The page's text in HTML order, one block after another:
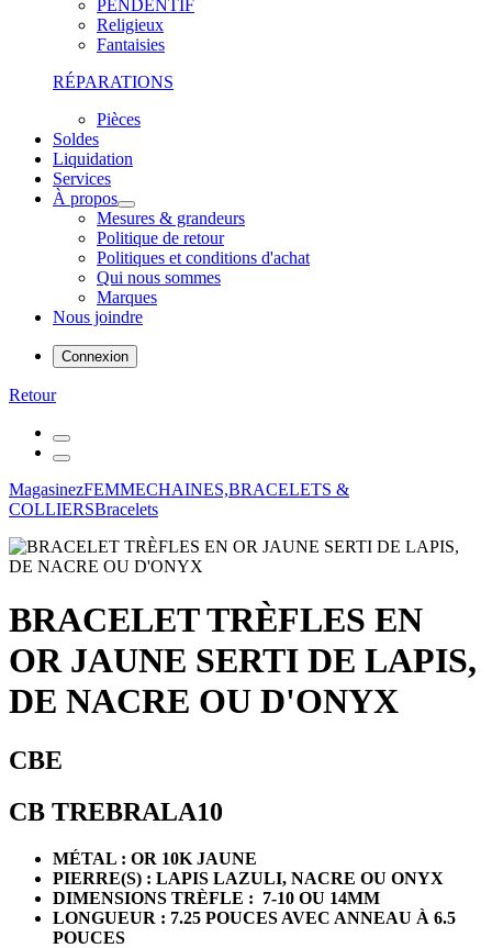
PENDENTIF
Religieux
Fantaisies
RÉPARATIONS
Pièces
Soldes
Liquidation
Services
À propos
Mesures & grandeurs
Politique de retour
Politiques et conditions d'achat
Qui nous sommes
Marques
Nous joindre
Connexion
Retour
MagasinezFEMMECHAINES,BRACELETS &
COLLIERSBracelets
BRACELET TRÈFLES EN
OR JAUNE SERTI DE LAPIS,
DE NACRE OU D'ONYX
CBE
CB TREBRALA10
MÉTAL : OR 10K JAUNE
PIERRE(S) : LAPIS LAZULI, NACRE OU ONYX
DIMENSIONS TRÈFLE : 7-10 OU 14MM
LONGUEUR : 7.25 POUCES AVEC ANNEAU À 6.5
POUCES